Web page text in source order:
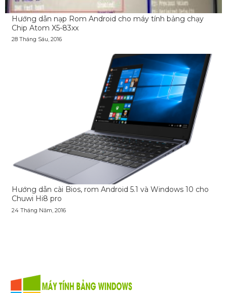
Hướng dẫn nạp Rom Android cho máy tính bảng chạy
Chip Atom X5-83xx
28 Tháng Sáu, 2016
Hướng dẫn cài Bios, rom Android 5.1 và Windows 10 cho
Chuwi Hi8 pro
24 Tháng Năm, 2016